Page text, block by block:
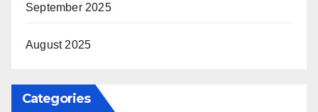
September 2025
August 2025
Categories